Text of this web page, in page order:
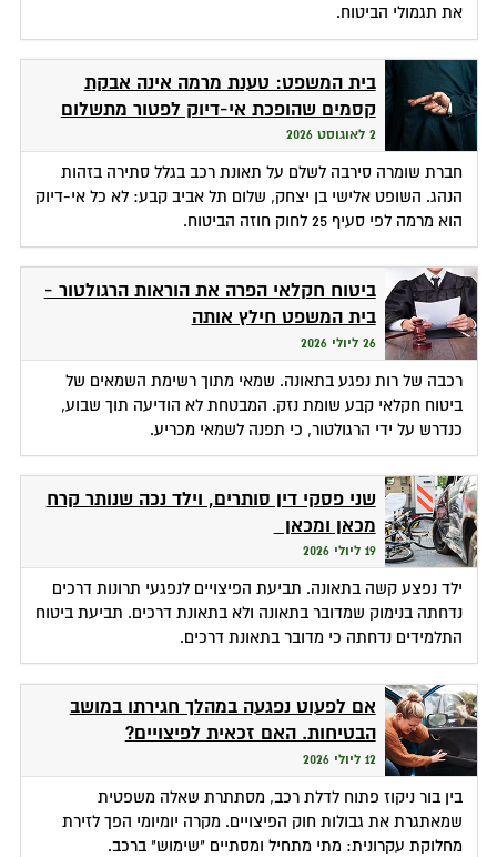
את תגמולי הביטוח.
בית המשפט: טענת מרמה אינה אבקת
קסמים שהופכת אי-דיוק לפטור מתשלום
2 לאוגוסט 2026
חברת שומרה סירבה לשלם על תאונת רכב בגלל סתירה בזהות
הנהג. השופט אלישי בן יצחק, שלום תל אביב קבע: לא כל אי-דיוק
הוא מרמה לפי סעיף 25 לחוק חוזה הביטוח.
ביטוח חקלאי הפרה את הוראות הרגולטור -
בית המשפט חילץ אותה
26 ליולי 2026
רכבה של רות נפגע בתאונה. שמאי מתוך רשימת השמאים של
ביטוח חקלאי קבע שומת נזק. המבטחת לא הודיעה תוך שבוע,
כנדרש על ידי הרגולטור, כי תפנה לשמאי מכריע.
שני פסקי דין סותרים, וילד נכה שנותר קרח
מכאן ומכאן
19 ליולי 2026
ילד נפצע קשה בתאונה. תביעת הפיצויים לנפגעי תרונות דרכים
נדחתה בנימוק שמדובר בתאונה ולא בתאונת דרכים. תביעת ביטוח
התלמידים נדחתה כי מדובר בתאונת דרכים.
אם לפעוט נפגעה במהלך חגירתו במושב
הבטיחות. האם זכאית לפיצויים?
12 ליולי 2026
בין בור ניקוז פתוח לדלת רכב, מסתתרת שאלה משפטית
שמאתגרת את גבולות חוק הפיצויים. מקרה יומיומי הפך לזירת
מחלוקת עקרונית: מתי מתחיל ומסתיים "שימוש" ברכב.